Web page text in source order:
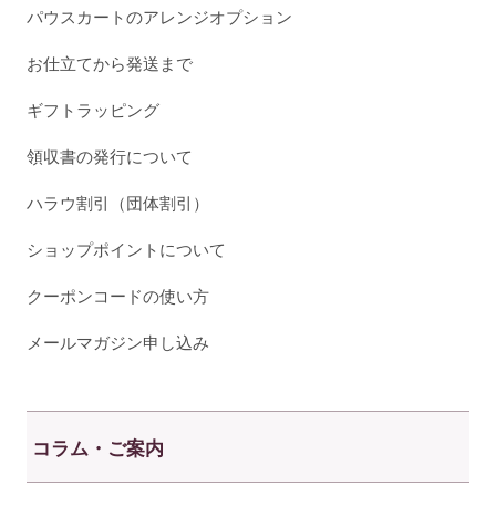
パウスカートのアレンジオプション
お仕立てから発送まで
ギフトラッピング
領収書の発行について
ハラウ割引（団体割引）
ショップポイントについて
クーポンコードの使い方
メールマガジン申し込み
コラム・ご案内